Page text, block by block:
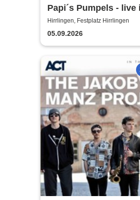
Papi´s Pumpels - live
Hirrlingen
Hirrlingen, Festplatz Hirrlingen
05.09.2026